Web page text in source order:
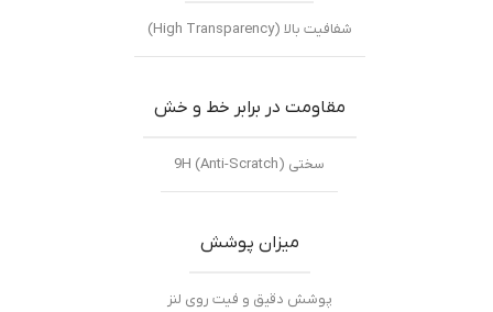
شفافیت بالا (High Transparency)
مقاومت در برابر خط و خش
سختی 9H (Anti-Scratch)
میزان پوشش
پوشش دقیق و فیت روی لنز